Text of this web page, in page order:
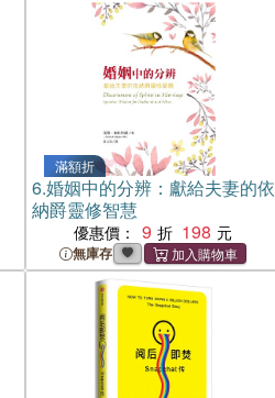
滿額折
6.婚姻中的分辨：獻給夫妻的依
納爵靈修智慧
優惠價： 9 198
無庫存